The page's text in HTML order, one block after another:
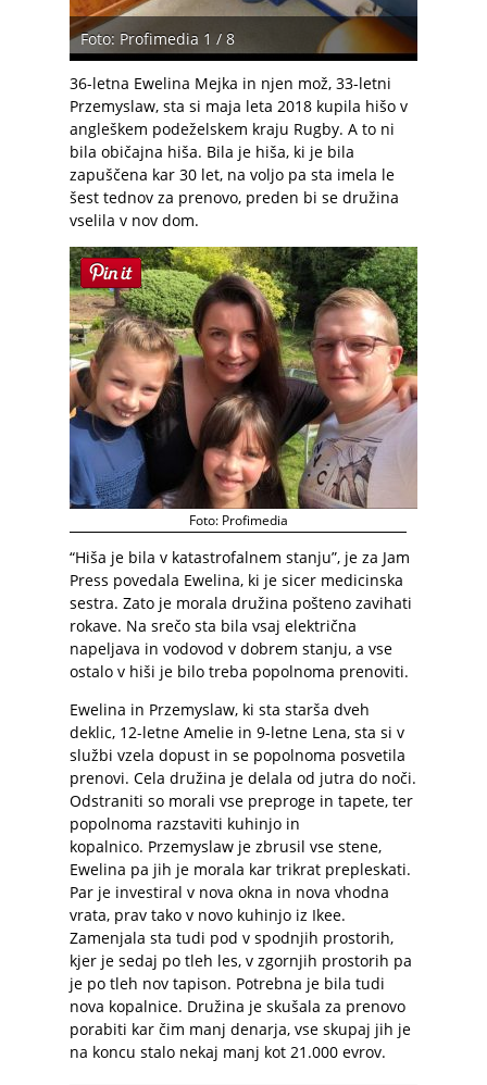
Foto: Profimedia 1 / 8
36-letna Ewelina Mejka in njen mož, 33-letni
Przemyslaw, sta si maja leta 2018 kupila hišo v
angleškem podeželskem kraju Rugby. A to ni
bila običajna hiša. Bila je hiša, ki je bila
zapuščena kar 30 let, na voljo pa sta imela le
šest tednov za prenovo, preden bi se družina
vselila v nov dom.
Foto: Profimedia
“Hiša je bila v katastrofalnem stanju”, je za Jam
Press povedala Ewelina, ki je sicer medicinska
sestra. Zato je morala družina pošteno zavihati
rokave. Na srečo sta bila vsaj električna
napeljava in vodovod v dobrem stanju, a vse
ostalo v hiši je bilo treba popolnoma prenoviti.
Ewelina in Przemyslaw, ki sta starša dveh
deklic, 12-letne Amelie in 9-letne Lena, sta si v
službi vzela dopust in se popolnoma posvetila
prenovi. Cela družina je delala od jutra do noči.
Odstraniti so morali vse preproge in tapete, ter
popolnoma razstaviti kuhinjo in
kopalnico. Przemyslaw je zbrusil vse stene,
Ewelina pa jih je morala kar trikrat prepleskati.
Par je investiral v nova okna in nova vhodna
vrata, prav tako v novo kuhinjo iz Ikee.
Zamenjala sta tudi pod v spodnjih prostorih,
kjer je sedaj po tleh les, v zgornjih prostorih pa
je po tleh nov tapison. Potrebna je bila tudi
nova kopalnice. Družina je skušala za prenovo
porabiti kar čim manj denarja, vse skupaj jih je
na koncu stalo nekaj manj kot 21.000 evrov.